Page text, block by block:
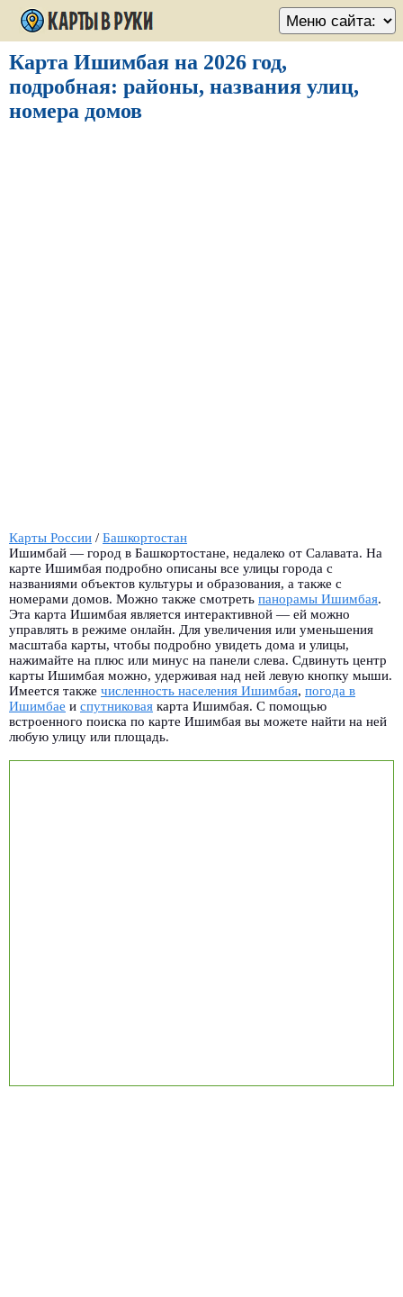
Карта Ишимбая на 2026 год,
подробная: районы, названия улиц,
номера домов
Карты России / Башкортостан
Ишимбай — город в Башкортостане, недалеко от Салавата. На
карте Ишимбая подробно описаны все улицы города с
названиями объектов культуры и образования, а также с
номерами домов. Можно также смотреть панорамы Ишимбая.
Эта карта Ишимбая является интерактивной — ей можно
управлять в режиме онлайн. Для увеличения или уменьшения
масштаба карты, чтобы подробно увидеть дома и улицы,
нажимайте на плюс или минус на панели слева. Сдвинуть центр
карты Ишимбая можно, удерживая над ней левую кнопку мыши.
Имеется также численность населения Ишимбая, погода в
Ишимбае и спутниковая карта Ишимбая. С помощью
встроенного поиска по карте Ишимбая вы можете найти на ней
любую улицу или площадь.